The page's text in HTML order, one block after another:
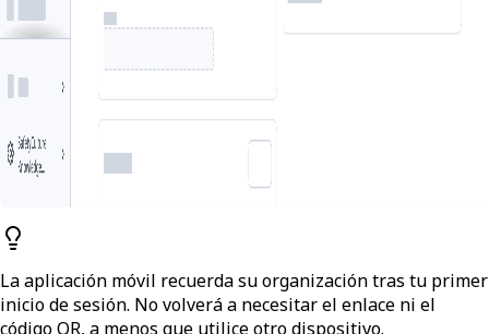
La aplicación móvil recuerda su organización tras tu primer
inicio de sesión. No volverá a necesitar el enlace ni el
código QR, a menos que utilice otro dispositivo.